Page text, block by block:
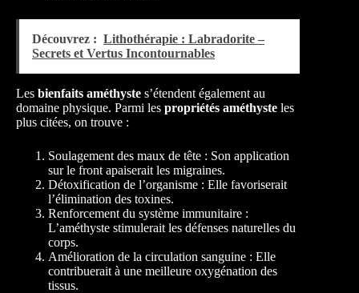
Découvrez : Lithothérapie : Labradorite –
Secrets et Vertus Incontournables
Les bienfaits améthyste s’étendent également au
domaine physique. Parmi les propriétés améthyste les
plus citées, on trouve :
Soulagement des maux de tête : Son application
sur le front apaiserait les migraines.
Détoxification de l’organisme : Elle favoriserait
l’élimination des toxines.
Renforcement du système immunitaire :
L’améthyste stimulerait les défenses naturelles du
corps.
Amélioration de la circulation sanguine : Elle
contribuerait à une meilleure oxygénation des
tissus.